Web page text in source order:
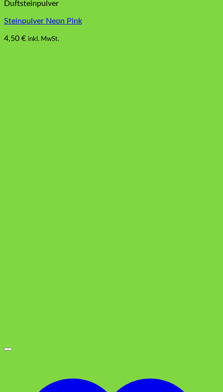
Duftsteinpulver
Steinpulver Neon Pink
4,50 € inkl. MwSt.